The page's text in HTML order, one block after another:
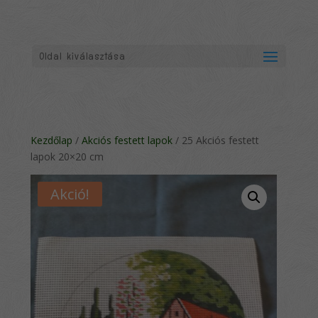
Oldal kiválasztása
Kezdőlap /Akciós festett lapok / 25 Akciós festett
lapok 20×20 cm
Akció!